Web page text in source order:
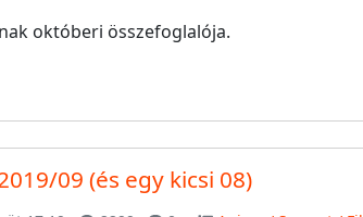
októberi összefoglalója.
09 (és egy kicsi 08)